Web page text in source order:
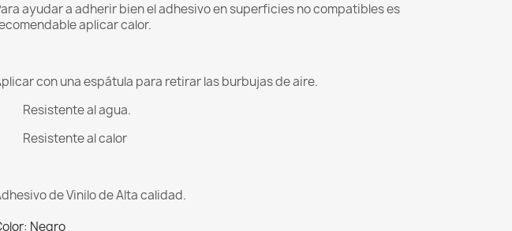
ayudar a adherir bien el adhesivo en superficies no compatibles es
aplicar calor.
con una espátula para retirar las burbujas de aire.
Resistente al agua.
Resistente al calor
de Vinilo de Alta calidad.
Negro